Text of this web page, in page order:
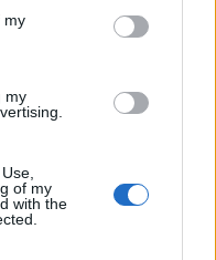
my
my
of my
with the